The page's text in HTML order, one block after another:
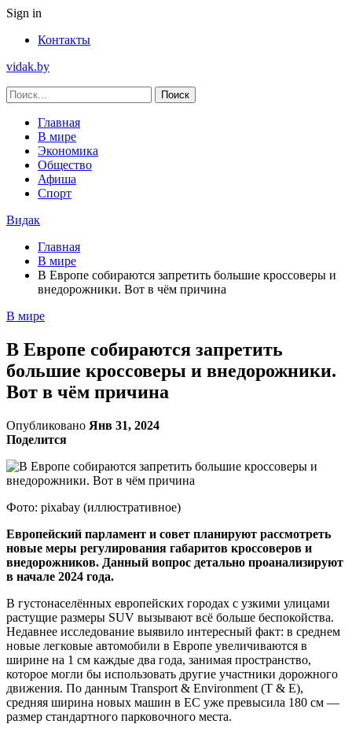
Sign in
Контакты
vidak.by
Главная
В мире
Экономика
Общество
Афиша
Спорт
Видак
Главная
В мире
В Европе собираются запретить большие кроссоверы и
внедорожники. Вот в чём причина
В мире
В Европе собираются запретить
большие кроссоверы и внедорожники.
Вот в чём причина
Опубликовано Янв 31, 2024
Поделится
Фото: pixabay (иллюстративное)
Европейский парламент и совет планируют рассмотреть
новые меры регулирования габаритов кроссоверов и
внедорожников. Данный вопрос детально проанализируют
в начале 2024 года.
В густонаселённых европейских городах с узкими улицами
растущие размеры SUV вызывают всё больше беспокойства.
Недавнее исследование выявило интересный факт: в среднем
новые легковые автомобили в Европе увеличиваются в
ширине на 1 см каждые два года, занимая пространство,
которое могли бы использовать другие участники дорожного
движения. По данным Transport & Environment (T & E),
средняя ширина новых машин в ЕС уже превысила 180 см —
размер стандартного парковочного места.